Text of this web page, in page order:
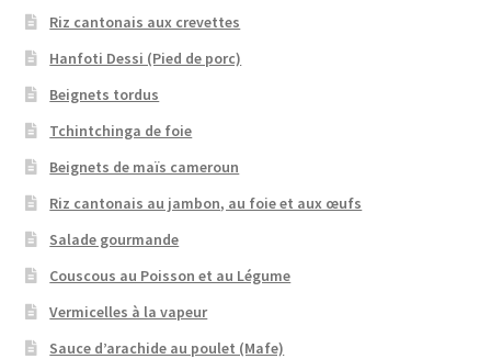
Riz cantonais aux crevettes
Hanfoti Dessi (Pied de porc)
Beignets tordus
Tchintchinga de foie
Beignets de maïs cameroun
Riz cantonais au jambon, au foie et aux œufs
Salade gourmande
Couscous au Poisson et au Légume
Vermicelles à la vapeur
Sauce d’arachide au poulet (Mafe)